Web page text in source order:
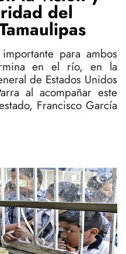
del
para ambos
en el río, en la
de Estados Unidos
al acompañar este
Francisco García